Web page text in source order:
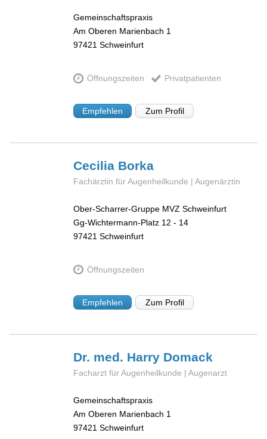
Gemeinschaftspraxis
Am Oberen Marienbach 1
97421 Schweinfurt
Öffnungszeiten Privatpatienten
Empfehlen Zum Profil
Cecilia Borka
Fachärztin für Augenheilkunde | Augenärztin
Ober-Scharrer-Gruppe MVZ Schweinfurt
Gg-Wichtermann-Platz 12 - 14
97421 Schweinfurt
Öffnungszeiten
Empfehlen Zum Profil
Dr. med. Harry Domack
Facharzt für Augenheilkunde | Augenarzt
Gemeinschaftspraxis
Am Oberen Marienbach 1
97421 Schweinfurt